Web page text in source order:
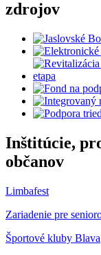
zdrojov
Inštitúcie,
občanov
Limbafest
Zariadenie pre
Športové kluby Blava